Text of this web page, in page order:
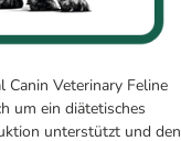
Canin Veterinary Feline
um ein diätetisches
unterstützt und den